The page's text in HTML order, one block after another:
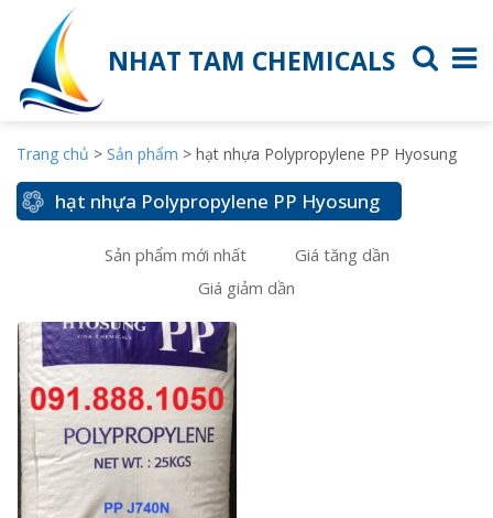
NHAT TAM CHEMICALS
Trang chủ > Sản phẩm > hạt nhựa Polypropylene PP Hyosung
hạt nhựa Polypropylene PP Hyosung
Sản phẩm mới nhất
Giá tăng dần
Giá giảm dần